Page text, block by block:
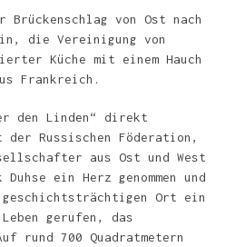
von Ost nach
die Vereinigung von
Küche mit einem Hauch
Frankreich.
den Linden“ direkt
der Russischen Föderation,
aus Ost und West
ein Herz genommen und
geschichtsträchtigen Ort ein
gerufen, das
rund 700 Quadratmetern